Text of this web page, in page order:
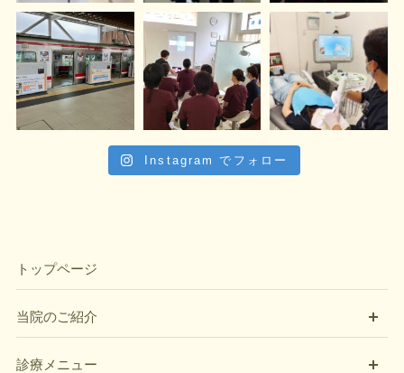
Instagram でフォロー
トップページ
当院のご紹介
診療メニュー